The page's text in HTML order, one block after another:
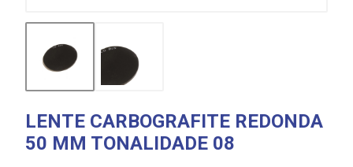
LENTE CARBOGRAFITE REDONDA
50 MM TONALIDADE 08